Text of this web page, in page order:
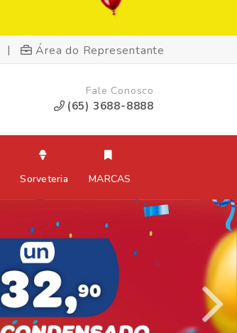
| Área do Representante
Fale Conosco
(65) 3688-8888
Sorveteria MARCAS